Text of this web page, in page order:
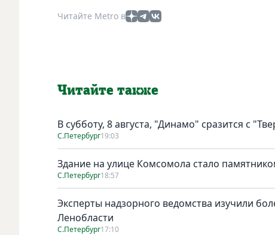
Читайте Metro в
Читайте также
В субботу, 8 августа, "Динамо" сразится с
С.Петербург19:03
Здание на улице Комсомола стало
С.Петербург18:57
Эксперты надзорного ведомства изучили
Ленобласти
С.Петербург17:10